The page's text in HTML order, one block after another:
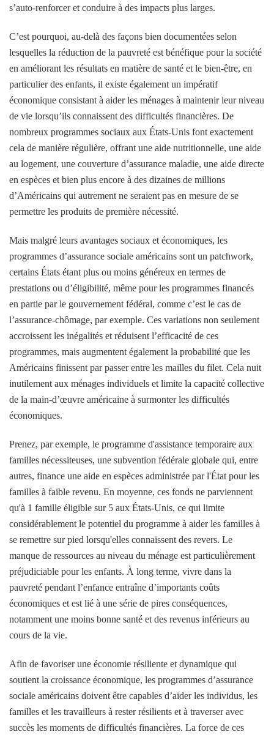
s’auto-renforcer et conduire à des impacts plus larges.
C’est pourquoi, au-delà des façons bien documentées selon
lesquelles la réduction de la pauvreté est bénéfique pour la société
en améliorant les résultats en matière de santé et le bien-être, en
particulier des enfants, il existe également un impératif
économique consistant à aider les ménages à maintenir leur niveau
de vie lorsqu’ils connaissent des difficultés financières. De
nombreux programmes sociaux aux États-Unis font exactement
cela de manière régulière, offrant une aide nutritionnelle, une aide
au logement, une couverture d’assurance maladie, une aide directe
en espèces et bien plus encore à des dizaines de millions
d’Américains qui autrement ne seraient pas en mesure de se
permettre les produits de première nécessité.
Mais malgré leurs avantages sociaux et économiques, les
programmes d’assurance sociale américains sont un patchwork,
certains États étant plus ou moins généreux en termes de
prestations ou d’éligibilité, même pour les programmes financés
en partie par le gouvernement fédéral, comme c’est le cas de
l’assurance-chômage, par exemple. Ces variations non seulement
accroissent les inégalités et réduisent l’efficacité de ces
programmes, mais augmentent également la probabilité que les
Américains finissent par passer entre les mailles du filet. Cela nuit
inutilement aux ménages individuels et limite la capacité collective
de la main-d’œuvre américaine à surmonter les difficultés
économiques.
Prenez, par exemple, le programme d'assistance temporaire aux
familles nécessiteuses, une subvention fédérale globale qui, entre
autres, finance une aide en espèces administrée par l'État pour les
familles à faible revenu. En moyenne, ces fonds ne parviennent
qu'à 1 famille éligible sur 5 aux États-Unis, ce qui limite
considérablement le potentiel du programme à aider les familles à
se remettre sur pied lorsqu'elles connaissent des revers. Le
manque de ressources au niveau du ménage est particulièrement
préjudiciable pour les enfants. À long terme, vivre dans la
pauvreté pendant l’enfance entraîne d’importants coûts
économiques et est lié à une série de pires conséquences,
notamment une moins bonne santé et des revenus inférieurs au
cours de la vie.
Afin de favoriser une économie résiliente et dynamique qui
soutient la croissance économique, les programmes d’assurance
sociale américains doivent être capables d’aider les individus, les
familles et les travailleurs à rester résilients et à traverser avec
succès les moments de difficultés financières. La force de ces